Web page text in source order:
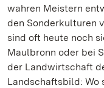
wahren Meistern
den Sonderkulturen
sind oft heute noch
Maulbronn oder bei
der Landwirtschaft
Landschaftsbild: Wo